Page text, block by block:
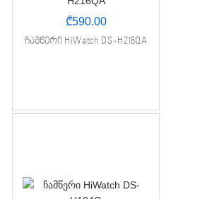
₾590.00
ჩამწერი HiWatch DS-H216QA